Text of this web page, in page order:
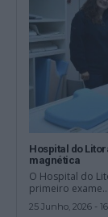
Hospital do
magnética
O Hospital do
primeiro exame...
25 Junho, 2026 -